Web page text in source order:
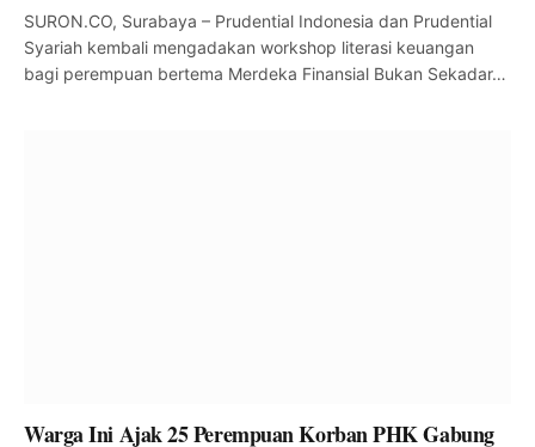
SURON.CO, Surabaya – Prudential Indonesia dan Prudential
Syariah kembali mengadakan workshop literasi keuangan
bagi perempuan bertema Merdeka Finansial Bukan Sekadar…
Warga Ini Ajak 25 Perempuan Korban PHK Gabung